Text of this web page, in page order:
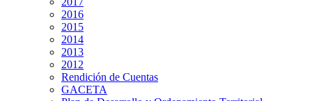
2016
2015
2014
2013
2012
Rendición de Cuentas
GACETA